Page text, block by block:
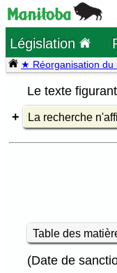
Législation
★ Réorganisation
Le texte
La recherche
Table des
(Date de